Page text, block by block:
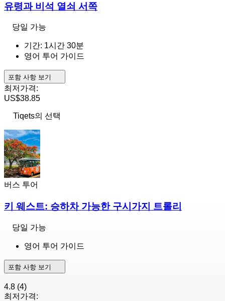
유령과 비석 열쇠 서쪽
당일 가능
기간: 1시간 30분
영어 투어 가이드
포함 사항 보기
최저가격:
US$38.85
Tiqets의 선택
버스 투어
키 웨스트: 승하차 가능한 구시가지 트롤리
당일 가능
영어 투어 가이드
포함 사항 보기
4.8 (4)
최저가격: